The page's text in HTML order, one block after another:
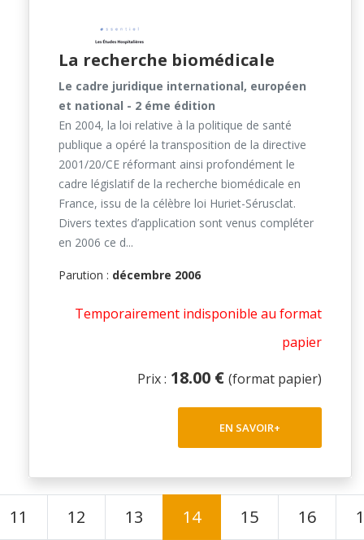
La recherche biomédicale
Le cadre juridique international, européen
et national - 2 éme édition
En 2004, la loi relative à la politique de santé
publique a opéré la transposition de la directive
2001/20/CE réformant ainsi profondément le
cadre législatif de la recherche biomédicale en
France, issu de la célèbre loi Huriet-Sérusclat.
Divers textes d’application sont venus compléter
en 2006 ce d...
Parution : décembre 2006
Temporairement indisponible au format
papier
Prix : 18.00 € (format papier)
EN SAVOIR+
11 12 13 14 15 16